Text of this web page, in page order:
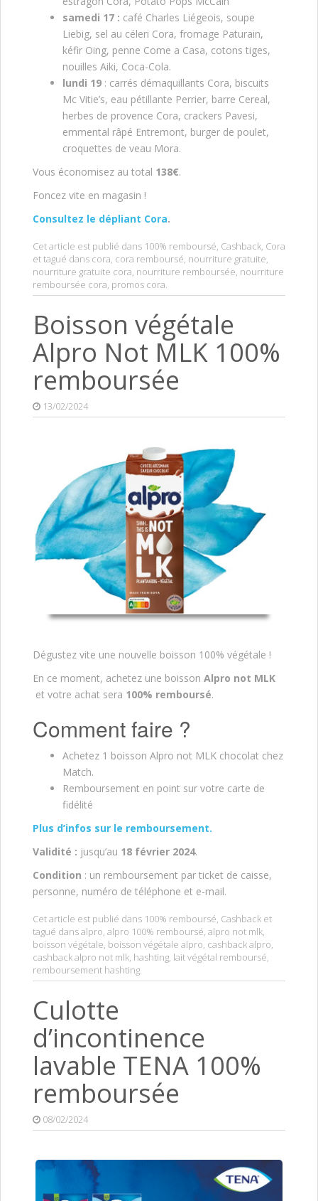
samedi 17 : café Charles Liégeois, soupe
Liebig, sel au céleri Cora, fromage Paturain,
kéfir Oing, penne Come a Casa, cotons tiges,
nouilles Aiki, Coca-Cola.
lundi 19 : carrés démaquillants Cora, biscuits
Mc Vitie’s, eau pétillante Perrier, barre Cereal,
herbes de provence Cora, crackers Pavesi,
emmental râpé Entremont, burger de poulet,
croquettes de veau Mora.
Vous économisez au total 138€.
Foncez vite en magasin !
Consultez le dépliant Cora.
Cet article est publié dans 100% remboursé, Cashback, Cora
et tagué dans cora, cora remboursé, nourriture gratuite,
nourriture gratuite cora, nourriture remboursée, nourriture
remboursée cora, promos cora.
Boisson végétale
Alpro Not MLK 100%
remboursée
13/02/2024
Dégustez vite une nouvelle boisson 100% végétale !
En ce moment, achetez une boisson Alpro not MLK
et votre achat sera 100% remboursé.
Comment faire ?
Achetez 1 boisson Alpro not MLK chocolat chez
Match.
Remboursement en point sur votre carte de
fidélité
Plus d’infos sur le remboursement.
Validité : jusqu’au 18 février 2024.
Condition : un remboursement par ticket de caisse,
personne, numéro de téléphone et e-mail.
Cet article est publié dans 100% remboursé, Cashback et
tagué dansalpro, alpro 100% remboursé, alpro not mlk,
boisson végétale, boisson végétale alpro, cashback alpro,
cashback alpro not mlk, hashting, lait végétal remboursé,
remboursement hashting.
Culotte
d’incontinence
lavable TENA 100%
remboursée
08/02/2024